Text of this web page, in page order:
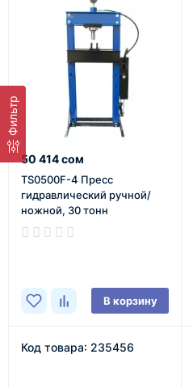
Фильтр
50 414 сом
TS0500F-4 Пресс
гидравлический ручной/
ножной, 30 тонн
В корзину
Код товара: 235456